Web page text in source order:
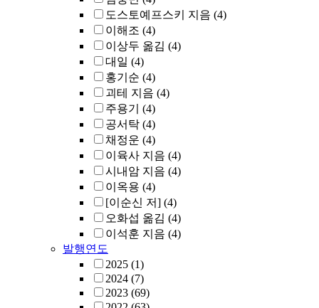
도스토예프스키 지음 (4)
이해조 (4)
이상두 옮김 (4)
대일 (4)
홍기순 (4)
괴테 지음 (4)
주용기
(4)
공서탁 (4)
채정운 (4)
이육사 지음 (4)
시내암 지음 (4)
이옥용 (4)
[이순신 저] (4)
오화섭 옮김 (4)
이석훈 지음 (4)
발행연도
2025 (1)
2024 (7)
2023 (69)